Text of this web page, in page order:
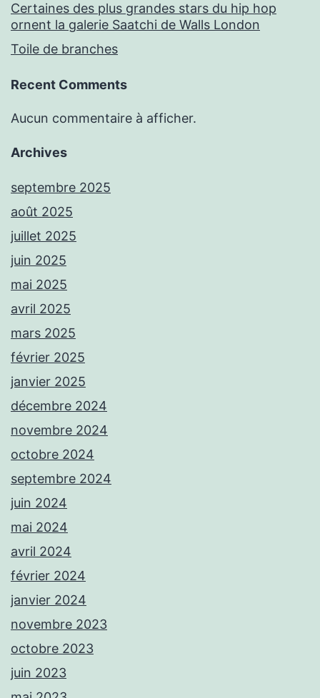
Certaines des plus grandes stars du hip hop
ornent la galerie Saatchi de Walls London
Toile de branches
Recent Comments
Aucun commentaire à afficher.
Archives
septembre 2025
août 2025
juillet 2025
juin 2025
mai 2025
avril 2025
mars 2025
février 2025
janvier 2025
décembre 2024
novembre 2024
octobre 2024
septembre 2024
juin 2024
mai 2024
avril 2024
février 2024
janvier 2024
novembre 2023
octobre 2023
juin 2023